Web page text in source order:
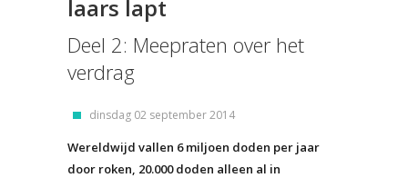
laars lapt
Deel 2: Meepraten over het
verdrag
dinsdag 02 september 2014
Wereldwijd vallen 6 miljoen doden per jaar
door roken, 20.000 doden alleen al in